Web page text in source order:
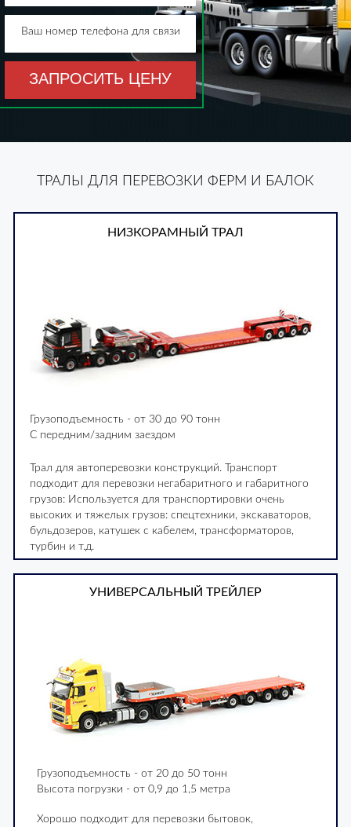
ЗАПРОСИТЬ ЦЕНУ
Ваш номер телефона для связи
ТРАЛЫ ДЛЯ ПЕРЕВОЗКИ ФЕРМ И БАЛОК
НИЗКОРАМНЫЙ ТРАЛ
Грузоподъемность - от 30 до 90 тонн
С передним/задним заездом
Трал для автоперевозки конструкций. Транспорт
подходит для перевозки негабаритного и габаритного
грузов: Используется для транспортировки очень
высоких и тяжелых грузов: спецтехники, экскаваторов,
бульдозеров, катушек с кабелем, трансформаторов,
турбин и т.д.
УНИВЕРСАЛЬНЫЙ ТРЕЙЛЕР
Грузоподъемность - от 20 до 50 тонн
Высота погрузки - от 0,9 до 1,5 метра
Хорошо подходит для перевозки бытовок,